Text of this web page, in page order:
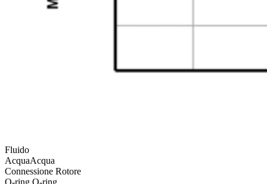
Fluido
AcquaAcqua
Connessione Rotore
O-ring O-ring